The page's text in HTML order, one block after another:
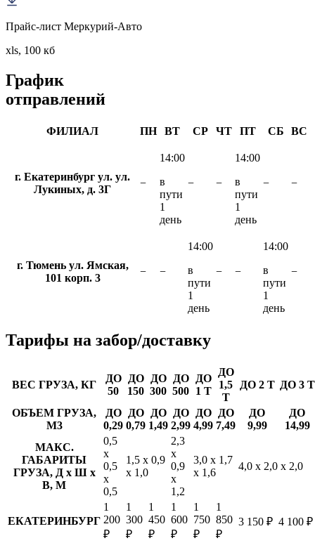
Прайс-лист Меркурий-Авто
xls, 100 кб
График
отправлений
ФИЛИАЛ ПН ВТ СР ЧТ ПТ СБ ВС
г. Екатеринбург ул. ул.
Лукиных, д. 3Г
−
14:00
в
пути
1
день
− −
14:00
в
пути
1
день
− −
г. Тюмень ул. Ямская,
101 корп. 3
− −
14:00
в
пути
1
день
− −
14:00
в
пути
1
день
−
Тарифы на забор/доставку
ВЕС ГРУЗА, КГ
ДО
50
ДО
150
ДО
300
ДО
500
ДО
1 Т
ДО
1,5
Т
ДО 2 Т ДО 3 Т
ОБЪЕМ ГРУЗА,
М3
ДО
0,29
ДО
0,79
ДО
1,49
ДО
2,99
ДО
4,99
ДО
7,49
ДО
9,99
ДО
14,99
МАКС.
ГАБАРИТЫ
ГРУЗА, Д х Ш х
В, М
0,5
х
0,5
х
0,5
1,5 х 0,9
х 1,0
2,3
х
0,9
х
1,2
3,0 х 1,7
х 1,6
4,0 х 2,0 х 2,0
ЕКАТЕРИНБУРГ
1
200
₽
1
300
₽
1
450
₽
1
600
₽
1
750
₽
1
850
₽
3 150 ₽ 4 100 ₽